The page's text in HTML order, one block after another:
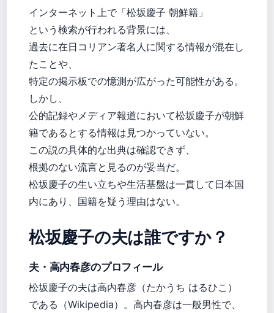
インターネット上で「松坂慶子 朝鮮籍」
という検索が行われる背景には、
過去に在日コリアン著名人に関する情報が混在し
たことや、
特定の掲示板での憶測が広がった可能性がある。
しかし、
公的記録やメディア報道において松坂慶子が朝鮮
籍であるとする情報は見つかっていない。
この説の具体的な出典は確認できず、
根拠のない流言と見るのが妥当だ。
松坂慶子の生い立ちや生活基盤は一貫して日本国
内にあり、国籍を疑う理由はない。
松坂慶子の夫は誰ですか？
夫・高内春彦のプロフィール
松坂慶子の夫は高内春彦（たかうち はるひこ）
である（Wikipedia）。高内春彦は一般男性で、